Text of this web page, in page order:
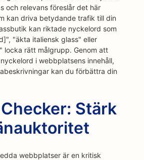
och relevans föreslår det här
kan driva betydande trafik till din
kan riktade nyckelord som
"äkta italiensk glass" eller
locka rätt målgrupp. Genom att
i webbplatsens innehåll,
kan du förbättra din
Stärk
webbplatser är en kritisk